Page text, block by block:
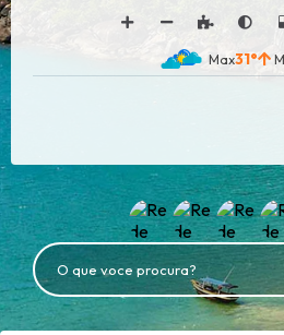
31°
O que voce procura?